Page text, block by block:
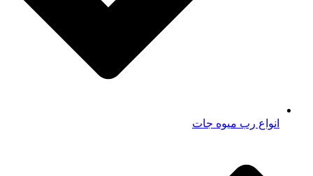
انواع رب میوه جات